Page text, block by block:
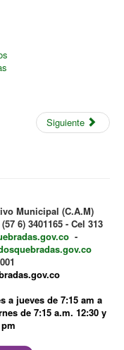
Siguiente
Municipal (C.A.M)
6) 3401165 - Cel 313
-
a jueves de 7:15 am a
de 7:15 a.m. 12:30 y